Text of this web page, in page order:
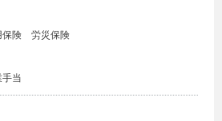
保険 労災保険
手当